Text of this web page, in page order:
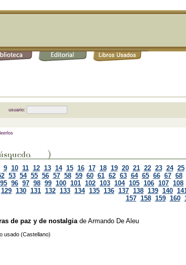
usuario:
9 10 11 12 13 14 15 16 17 18 19 20 21 22 23 24 25
53 54 55 56 57 58 59 60 61 62 63 64 65 66 67 68
95 96 97 98 99 100 101 102 103 104 105 106 107 108
129 130 131 132 133 134 135 136 137 138 139 140
157 158 159 160
de paz y de nostalgia de Armando De Aleu
usado (Castellano)